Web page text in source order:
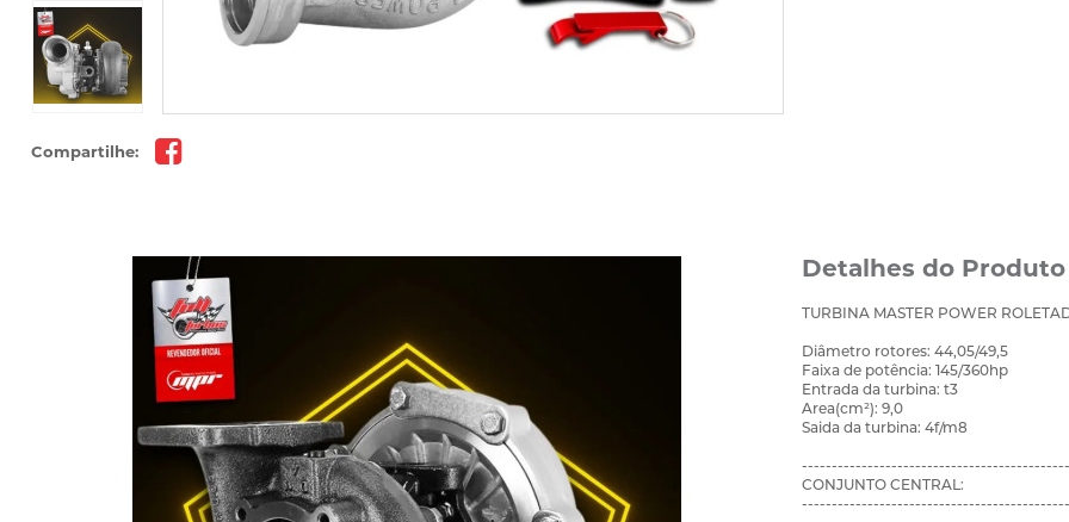
Compartilhe:
Detalhes do Produto
TURBINA MASTER POWER
Diâmetro rotores: 44,05/49,5
Faixa de potência: 145/360hp
Entrada da turbina: t3
Area(cm²): 9,0
Saida da turbina: 4f/m8
CONJUNTO CENTRAL: